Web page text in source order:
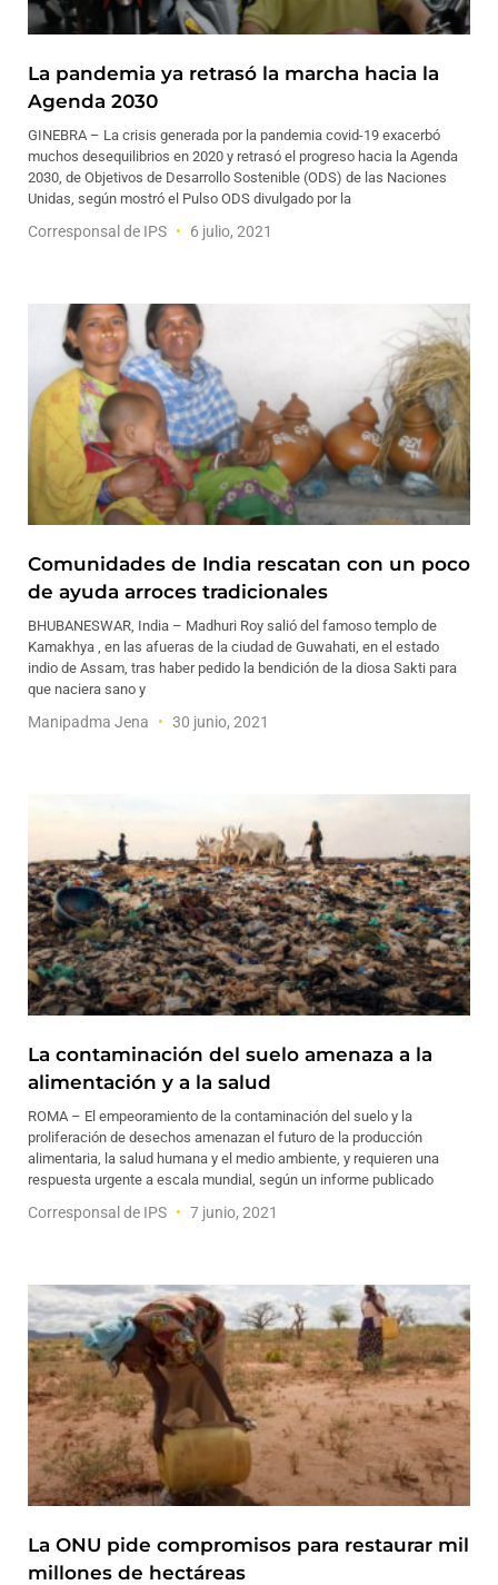
La pandemia ya retrasó la marcha hacia la
Agenda 2030
GINEBRA – La crisis generada por la pandemia covid-19 exacerbó
muchos desequilibrios en 2020 y retrasó el progreso hacia la Agenda
2030, de Objetivos de Desarrollo Sostenible (ODS) de las Naciones
Unidas, según mostró el Pulso ODS divulgado por la
Corresponsal de IPS 6 julio, 2021
Comunidades de India rescatan con un poco
de ayuda arroces tradicionales
BHUBANESWAR, India – Madhuri Roy salió del famoso templo de
Kamakhya , en las afueras de la ciudad de Guwahati, en el estado
indio de Assam, tras haber pedido la bendición de la diosa Sakti para
que naciera sano y
Manipadma Jena 30 junio, 2021
La contaminación del suelo amenaza a la
alimentación y a la salud
ROMA – El empeoramiento de la contaminación del suelo y la
proliferación de desechos amenazan el futuro de la producción
alimentaria, la salud humana y el medio ambiente, y requieren una
respuesta urgente a escala mundial, según un informe publicado
Corresponsal de IPS 7 junio, 2021
La ONU pide compromisos para restaurar mil
millones de hectáreas